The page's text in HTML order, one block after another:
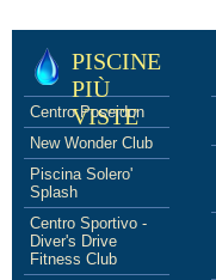
PISCINE
PIÙ
VISTE
Centro Poseidon
New Wonder Club
Piscina Solero'
Splash
Centro Sportivo -
Diver's Drive
Fitness Club